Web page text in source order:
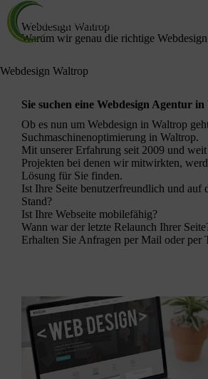
Webdesign Waltrop
Warum wir genau die richtige
Webdesign Waltrop
Sie suchen eine Webdesign Agentur
Ob es nun um Webdesign in Waltrop
Suchmaschinenoptimierung in Waltrop.
Mit unserer Erfahrung seit 2009 und
Projekten bei denen wir mitwirkten,
Lösung für Sie finden.
Ist Ihre Seite benutzerfreundlich und auf
Stand?
Ist Ihre Webseite mobilefähig?
Wann war der letzte Relaunch Ihrer
Erhalten Sie Anfragen per Mail oder per